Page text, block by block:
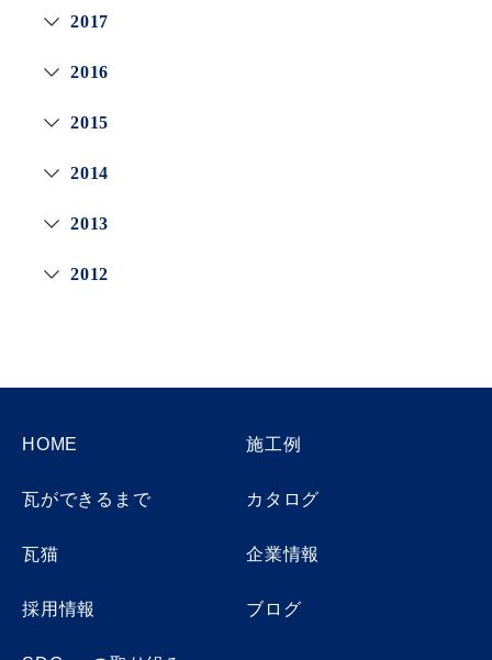
2017
2016
2015
2014
2013
2012
HOME 施工例
瓦ができるまで カタログ
瓦猫 企業情報
採用情報 ブログ